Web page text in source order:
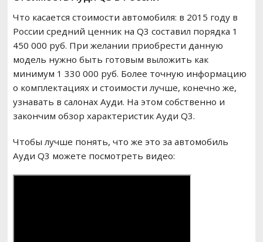
Что касается стоимости автомобиля: в 2015 году в
России средний ценник на Q3 составил порядка 1
450 000 руб. При желании приобрести данную
модель нужно быть готовым выложить как
минимум 1 330 000 руб. Более точную информацию
о комплектациях и стоимости лучше, конечно же,
узнавать в салонах Ауди. На этом собственно и
закончим обзор характеристик Ауди Q3.
Чтобы лучше понять, что же это за автомобиль
Ауди Q3 можете посмотреть видео: